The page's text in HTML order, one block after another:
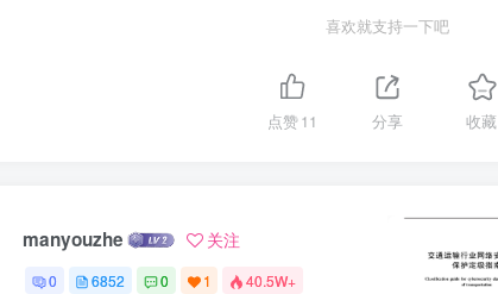
喜欢就支持一下吧
点赞11 分享 收藏
manyouzhe 关注
0 6852 0 1 40.5W+